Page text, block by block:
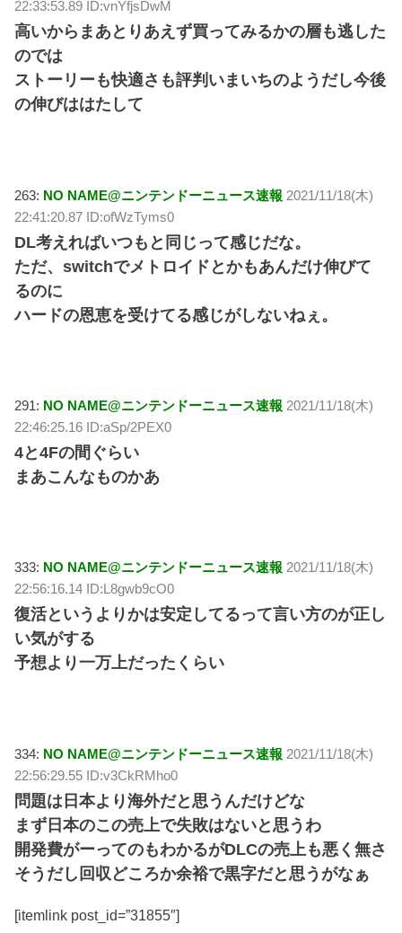
22:33:53.89 ID:vnYfjsDwM
高いからまあとりあえず買ってみるかの層も逃した
のでは
ストーリーも快適さも評判いまいちのようだし今後
の伸びははたして
263: NO NAME@ニンテンドーニュース速報 2021/11/18(木)
22:41:20.87 ID:ofWzTyms0
DL考えればいつもと同じって感じだな。
ただ、switchでメトロイドとかもあんだけ伸びて
るのに
ハードの恩恵を受けてる感じがしないねぇ。
291: NO NAME@ニンテンドーニュース速報 2021/11/18(木)
22:46:25.16 ID:aSp/2PEX0
4と4Fの間ぐらい
まあこんなものかあ
333: NO NAME@ニンテンドーニュース速報 2021/11/18(木)
22:56:16.14 ID:L8gwb9cO0
復活というよりかは安定してるって言い方のが正し
い気がする
予想より一万上だったくらい
334: NO NAME@ニンテンドーニュース速報 2021/11/18(木)
22:56:29.55 ID:v3CkRMho0
問題は日本より海外だと思うんだけどな
まず日本のこの売上で失敗はないと思うわ
開発費がーってのもわかるがDLCの売上も悪く無さ
そうだし回収どころか余裕で黒字だと思うがなぁ
[itemlink post_id=”31855″]